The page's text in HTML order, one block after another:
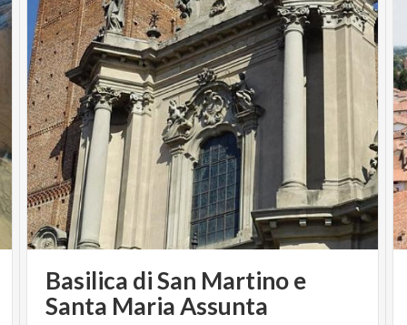
Basilica di San Martino e
Santa Maria Assunta